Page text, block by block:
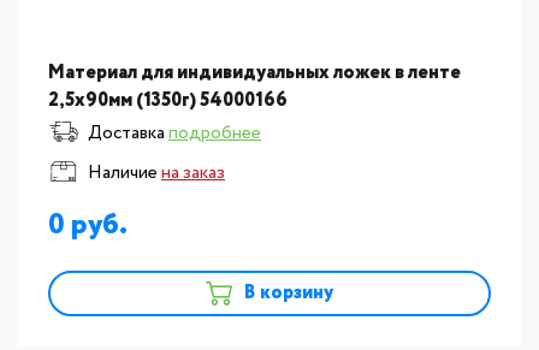
Материал для индивидуальных ложек в ленте
2,5х90мм (1350г) 54000166
Доставкаподробнее
Наличиена заказ
0
В корзину